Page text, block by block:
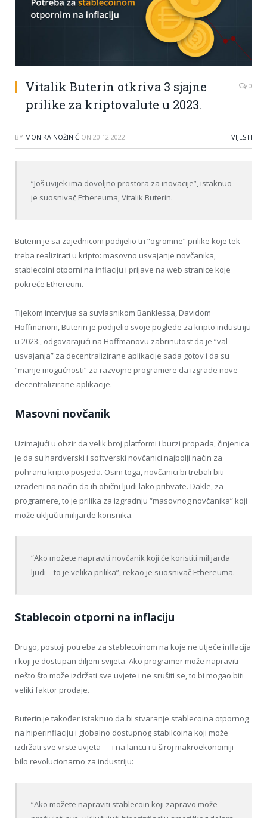
Vitalik Buterin otkriva 3 sjajne
prilike za kriptovalute u 2023.
0
BY MONIKA NOŽINIĆ ON 20.12.2022 VIJESTI
“Još uvijek ima dovoljno prostora za inovacije”, istaknuo
je suosnivač Ethereuma, Vitalik Buterin.
Buterin je sa zajednicom podijelio tri “ogromne” prilike koje tek
treba realizirati u kripto: masovno usvajanje novčanika,
stablecoini otporni na inflaciju i prijave na web stranice koje
pokreće Ethereum.
Tijekom intervjua sa suvlasnikom Banklessa, Davidom
Hoffmanom, Buterin je podijelio svoje poglede za kripto industriju
u 2023., odgovarajući na Hoffmanovu zabrinutost da je “val
usvajanja” za decentralizirane aplikacije sada gotov i da su
“manje mogućnosti” za razvojne programere da izgrade nove
decentralizirane aplikacije.
Masovni novčanik
Uzimajući u obzir da velik broj platformi i burzi propada, činjenica
je da su hardverski i softverski novčanici najbolji način za
pohranu kripto posjeda. Osim toga, novčanici bi trebali biti
izrađeni na način da ih obični ljudi lako prihvate. Dakle, za
programere, to je prilika za izgradnju “masovnog novčanika” koji
može uključiti milijarde korisnika.
“Ako možete napraviti novčanik koji će koristiti milijarda
ljudi – to je velika prilika”, rekao je suosnivač Ethereuma.
Stablecoin otporni na inflaciju
Drugo, postoji potreba za stablecoinom na koje ne utječe inflacija
i koji je dostupan diljem svijeta. Ako programer može napraviti
nešto što može izdržati sve uvjete i ne srušiti se, to bi mogao biti
veliki faktor prodaje.
Buterin je također istaknuo da bi stvaranje stablecoina otpornog
na hiperinflaciju i globalno dostupnog stabilcoina koji može
izdržati sve vrste uvjeta — i na lancu i u široj makroekonomiji —
bilo revolucionarno za industriju:
“Ako možete napraviti stablecoin koji zapravo može